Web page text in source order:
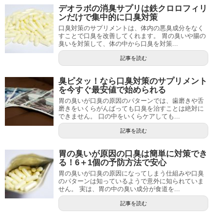
デオラボの消臭サプリは鉄クロロフィリ
ンだけで集中的に口臭対策
口臭対策のサプリメントは、体内の悪臭成分をなく
すことで口臭を改善してくれます。 胃の臭いや腸の
臭いを対策して、体の中から口臭を対策...
記事を読む
臭ピタッ！なら口臭対策のサプリメント
を今すぐ最安値で始められる
胃の臭いが口臭の原因のパターンでは、歯磨きや舌
磨きをいくらがんばっても口臭を治すことは絶対に
できません。 口の中をいくらケアしても...
記事を読む
胃の臭いが原因の口臭は簡単に対策でき
る！6＋1個の予防方法で安心
胃の臭いが口臭の原因になってしまう仕組みや口臭
のパターンは知っているようで意外に知られていま
せん。 実は、胃の中の臭い成分が食道を...
記事を読む